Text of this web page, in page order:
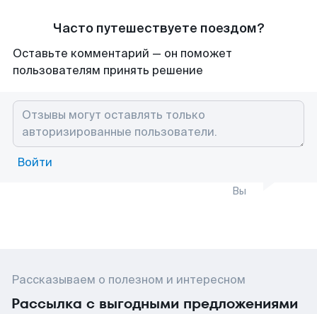
Часто путешествуете поездом?
Оставьте комментарий — он поможет
пользователям принять решение
Войти
Вы
Рассказываем о полезном и интересном
Рассылка с выгодными предложениями